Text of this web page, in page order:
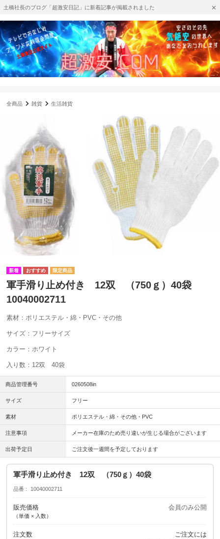
土橋社長のブログ「超激安日記」に新着記事が掲載されました
全商品 雑貨 生活雑貨
軍手滑り止め付き 12双 （750ｇ）40袋
10040002711
素材：ポリエステル・綿・PVC・その他
サイズ：フリーサイズ
カラー：ホワイト
入り数：12双 40袋
商品管理番号 0260508in
サイズ フリー
素材 ポリエステル・綿・その他・PVC
注意事項 メーカー在庫のため売り違いが生じる場合がございます
出荷予定日 ご注文後一週間を予定しております
軍手滑り止め付き 12双 （750ｇ）40袋
品番 10040002711
販売価格
（単価 × 入数）
会員のみ公開
注文数
ご注文には